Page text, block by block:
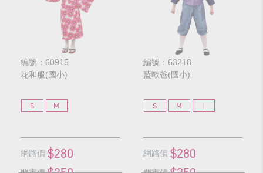
編號：60915
花和服(國小)
S M
網路價 $280
編號：63218
藍歐爸(國小)
S M L
網路價 $280